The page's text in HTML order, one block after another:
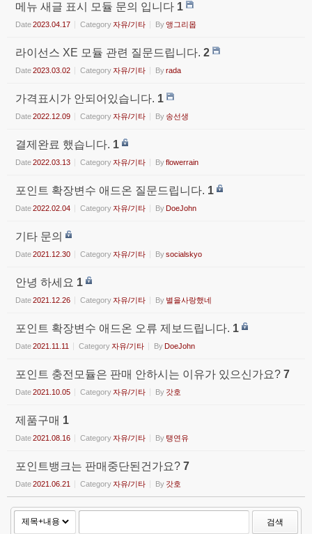
메뉴 새글 표시 모듈 문의 입니다 1
Date2023.04.17 Category자유/기타 By앵그리몹
라이선스 XE 모듈 관련 질문드립니다. 2
Date2023.03.02 Category자유/기타 Byrada
가격표시가 안되어있습니다. 1
Date2022.12.09 Category자유/기타 By송선생
결제완료 했습니다. 1
Date2022.03.13 Category자유/기타 Byflowerrain
포인트 확장변수 애드온 질문드립니다. 1
Date2022.02.04 Category자유/기타 ByDoeJohn
기타 문의
Date2021.12.30 Category자유/기타 Bysocialskyo
안녕 하세요 1
Date2021.12.26 Category자유/기타 By 별을사랑했네
포인트 확장변수 애드온 오류 제보드립니다. 1
Date2021.11.11 Category자유/기타 ByDoeJohn
포인트 충전모듈은 판매 안하시는 이유가 있으신가요? 7
Date2021.10.05 Category자유/기타 By 갓호
제품구매 1
Date2021.08.16 Category자유/기타 By 탱연유
포인트뱅크는 판매중단된건가요? 7
Date2021.06.21 Category자유/기타 By 갓호
검색